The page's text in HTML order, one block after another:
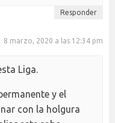
Responder
8 marzo, 2020 a las 12:34 pm
Liga.
y el
con la holgura